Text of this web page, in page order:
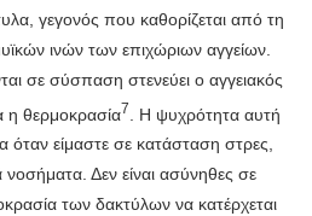
γεγονός που καθορίζεται από τη
ινών των επιχώριων αγγείων.
σε σύσπαση στενεύει ο αγγειακός
η θερμοκρασία7
. Η ψυχρότητα αυτή
όταν είμαστε σε κατάσταση στρες,
νοσήματα. Δεν είναι ασύνηθες σε
των δακτύλων να κατέρχεται